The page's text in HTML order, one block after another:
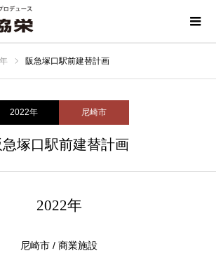
阪急塚口駅前建替計画
2022年 尼崎市
急塚口駅前建替計画
2022年
尼崎市 / 商業施設